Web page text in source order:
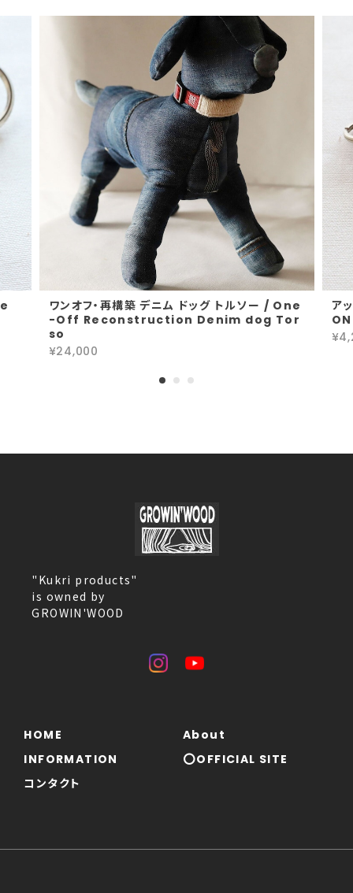
ワンオフ・再構築 デニム ドッグ トルソー / One
-Off Reconstruction Denim dog Tor
so
¥24,000
ア
"Kukri products"
is owned by
GROWIN'WOOD
HOME
About
INFORMATION
⭕OFFICIAL SITE
コンタクト